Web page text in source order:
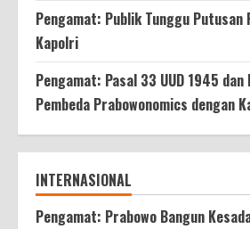
Pengamat: Publik Tunggu Putusan
Kapolri
Pengamat: Pasal 33 UUD 1945 dan
Pembeda Prabowonomics dengan
INTERNASIONAL
Pengamat: Prabowo Bangun